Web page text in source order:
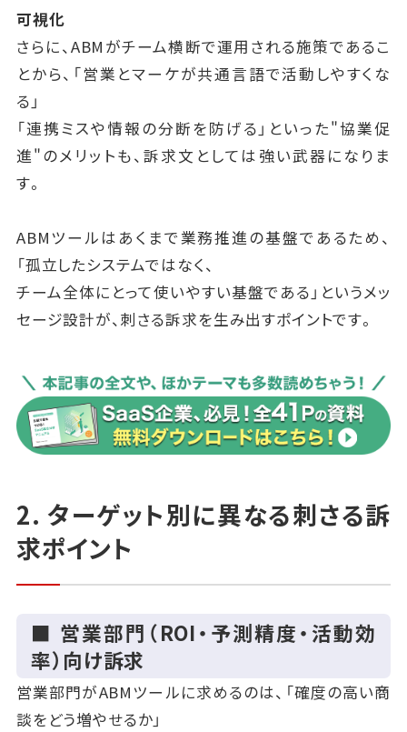
可視化
さらに、ABMがチーム横断で運用される施策であるこ
とから、「営業とマーケが共通言語で活動しやすくな
る」
「連携ミスや情報の分断を防げる」といった"協業促
進"のメリットも、訴求文としては強い武器になりま
す。
ABMツールはあくまで業務推進の基盤であるため、
「孤立したシステムではなく、
チーム全体にとって使いやすい基盤である」というメッ
セージ設計が、刺さる訴求を生み出すポイントです。
2. ターゲット別に異なる刺さる訴
求ポイント
■ 営業部門（ROI・予測精度・活動効
率）向け訴求
営業部門がABMツールに求めるのは、「確度の高い商
談をどう増やせるか」